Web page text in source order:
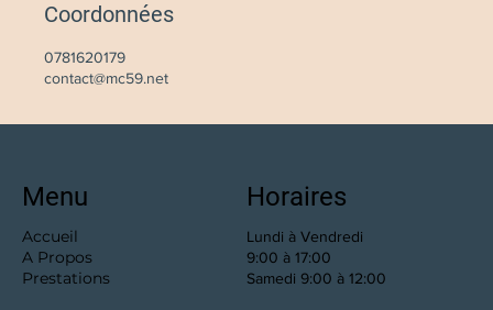
Coordonnées
0781620179
contact@mc59.net
Menu
Accueil
A Propos
Prestations
Horaires
Lundi à Vendredi
9:00 à 17:00
Samedi 9:00 à 12:00